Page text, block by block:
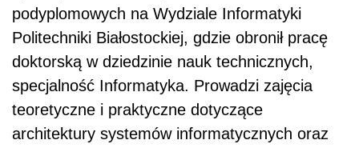
podyplomowych na Wydziale Informatyki
Politechniki Białostockiej, gdzie obronił pracę
doktorską w dziedzinie nauk technicznych,
specjalność Informatyka. Prowadzi zajęcia
teoretyczne i praktyczne dotyczące
architektury systemów informatycznych oraz